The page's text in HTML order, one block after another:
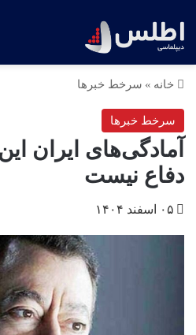
خانه » سرخط خبرها
سرخط خبرها
آمادگی‌های ایران
دفاع نیست
۰۵ اسفند ۱۴۰۴